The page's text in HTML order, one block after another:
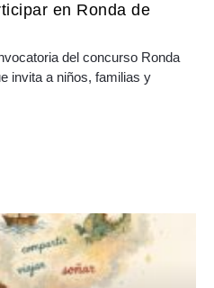
en Ronda de
del concurso Ronda
invita a niños, familias y